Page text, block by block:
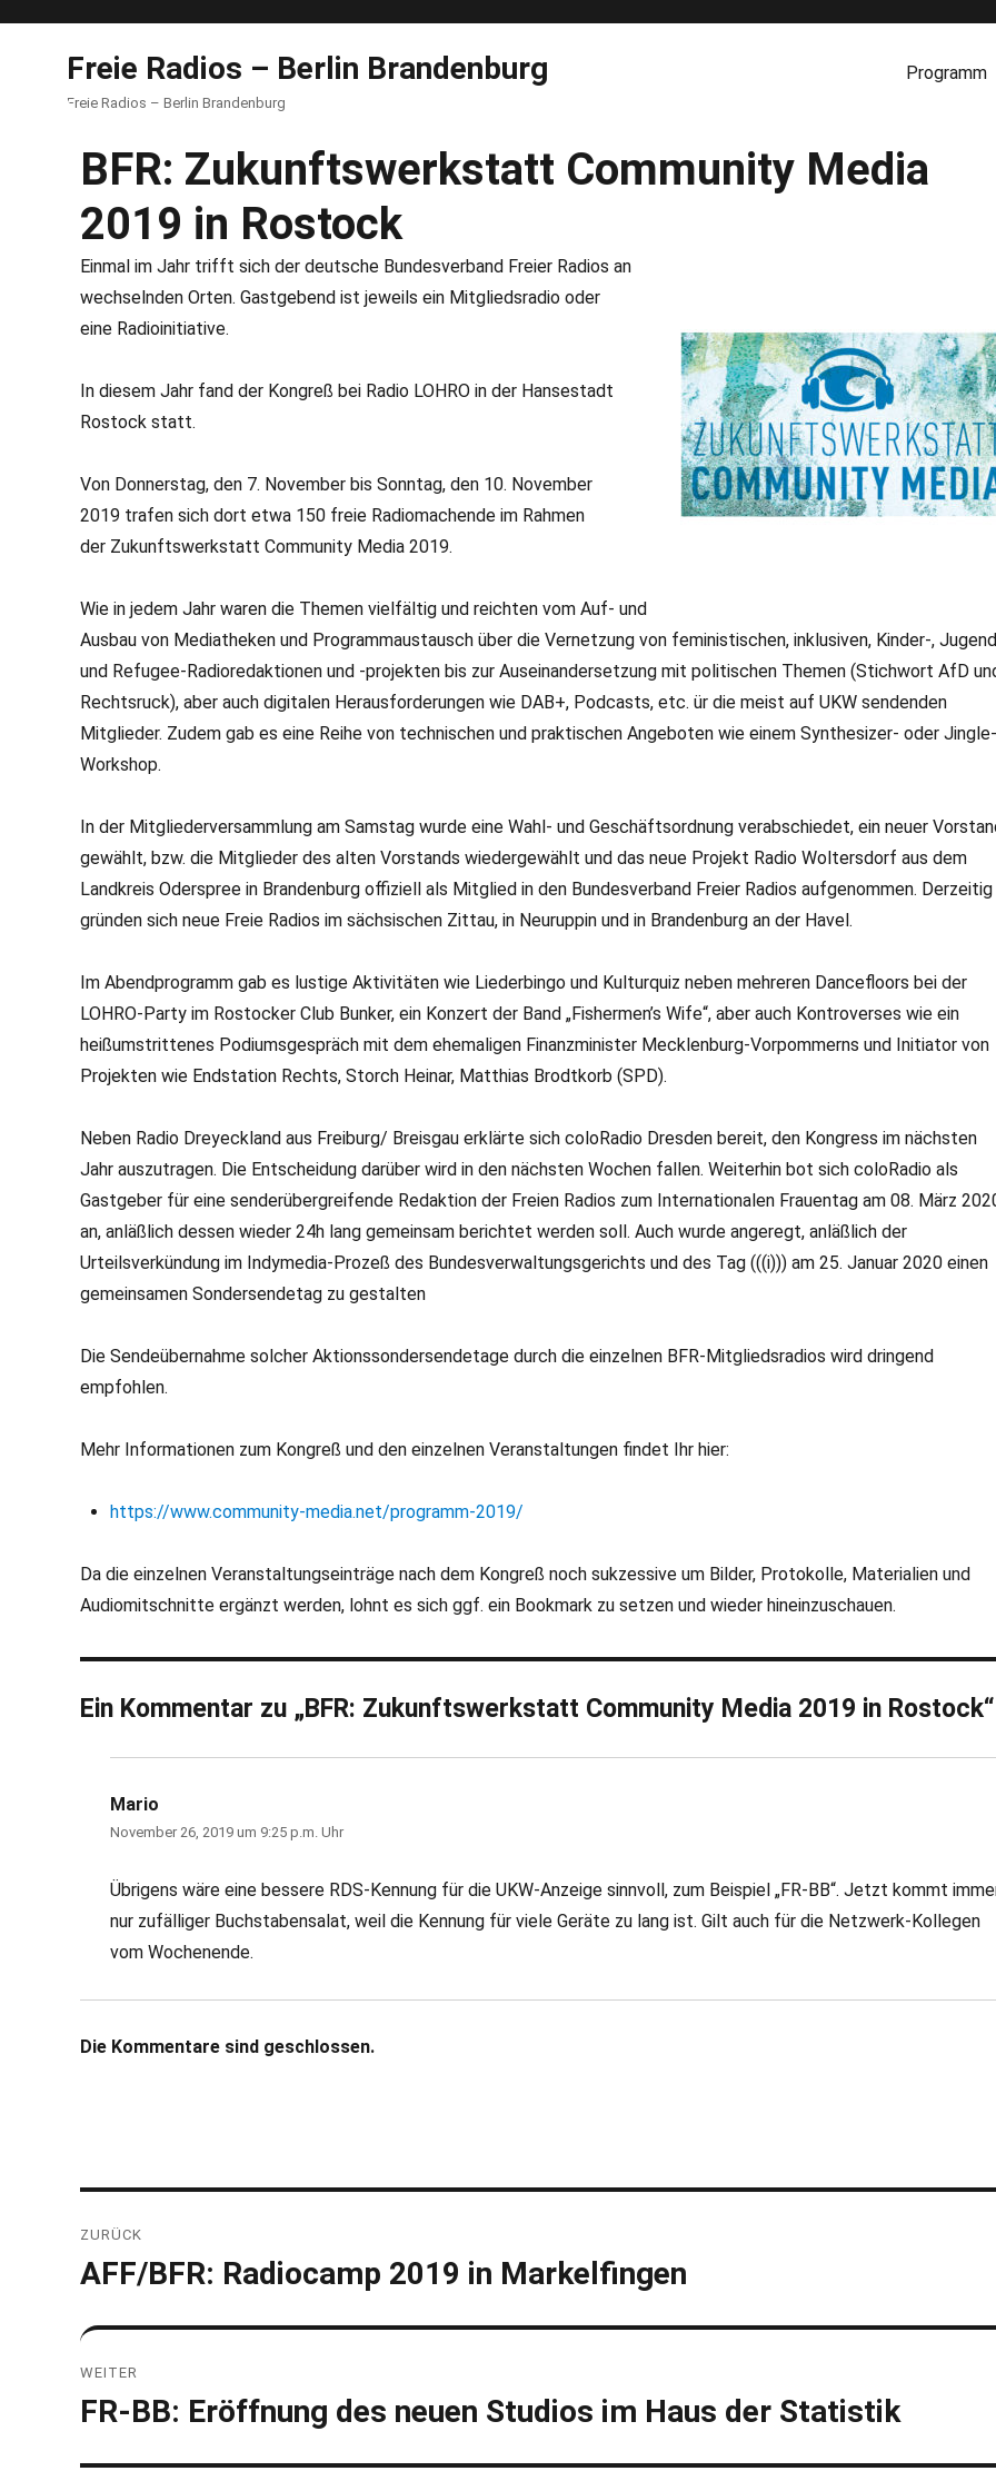
Freie Radios – Berlin Brandenburg
Freie Radios – Berlin Brandenburg
Programm
BFR: Zukunftswerkstatt Community Media
2019 in Rostock
Einmal im Jahr trifft sich der deutsche Bundesverband Freier Radios an
wechselnden Orten. Gastgebend ist jeweils ein Mitgliedsradio oder
eine Radioinitiative.
In diesem Jahr fand der Kongreß bei Radio LOHRO in der Hansestadt
Rostock statt.
Von Donnerstag, den 7. November bis Sonntag, den 10. November
2019 trafen sich dort etwa 150 freie Radiomachende im Rahmen
der Zukunftswerkstatt Community Media 2019.
Wie in jedem Jahr waren die Themen vielfältig und reichten vom Auf- und
Ausbau von Mediatheken und Programmaustausch über die Vernetzung von feministischen, inklusiven, Kinder-,
und Refugee-Radioredaktionen und -projekten bis zur Auseinandersetzung mit politischen Themen (Stichwort AfD
Rechtsruck), aber auch digitalen Herausforderungen wie DAB+, Podcasts, etc. ür die meist auf UKW sendenden
Mitglieder. Zudem gab es eine Reihe von technischen und praktischen Angeboten wie einem Synthesizer- oder Jingle-
Workshop.
In der Mitgliederversammlung am Samstag wurde eine Wahl- und Geschäftsordnung verabschiedet, ein neuer
gewählt, bzw. die Mitglieder des alten Vorstands wiedergewählt und das neue Projekt Radio Woltersdorf aus dem
Landkreis Oderspree in Brandenburg offiziell als Mitglied in den Bundesverband Freier Radios aufgenommen. Derzeitig
gründen sich neue Freie Radios im sächsischen Zittau, in Neuruppin und in Brandenburg an der Havel.
Im Abendprogramm gab es lustige Aktivitäten wie Liederbingo und Kulturquiz neben mehreren Dancefloors bei der
LOHRO-Party im Rostocker Club Bunker, ein Konzert der Band „Fishermen’s Wife“, aber auch Kontroverses wie ein
heißumstrittenes Podiumsgespräch mit dem ehemaligen Finanzminister Mecklenburg-Vorpommerns und Initiator von
Projekten wie Endstation Rechts, Storch Heinar, Matthias Brodtkorb (SPD).
Neben Radio Dreyeckland aus Freiburg/ Breisgau erklärte sich coloRadio Dresden bereit, den Kongress im nächsten
Jahr auszutragen. Die Entscheidung darüber wird in den nächsten Wochen fallen. Weiterhin bot sich coloRadio als
Gastgeber für eine senderübergreifende Redaktion der Freien Radios zum Internationalen Frauentag am 08. März
an, anläßlich dessen wieder 24h lang gemeinsam berichtet werden soll. Auch wurde angeregt, anläßlich der
Urteilsverkündung im Indymedia-Prozeß des Bundesverwaltungsgerichts und des Tag (((i))) am 25. Januar 2020 einen
gemeinsamen Sondersendetag zu gestalten
Die Sendeübernahme solcher Aktionssondersendetage durch die einzelnen BFR-Mitgliedsradios wird dringend
empfohlen.
Mehr Informationen zum Kongreß und den einzelnen Veranstaltungen findet Ihr hier:
https://www.community-media.net/programm-2019/
Da die einzelnen Veranstaltungseinträge nach dem Kongreß noch sukzessive um Bilder, Protokolle, Materialien und
Audiomitschnitte ergänzt werden, lohnt es sich ggf. ein Bookmark zu setzen und wieder hineinzuschauen.
Ein Kommentar zu „BFR: Zukunftswerkstatt Community Media 2019 in Rostock“
Mario
November 26, 2019 um 9:25 p.m. Uhr
Übrigens wäre eine bessere RDS-Kennung für die UKW-Anzeige sinnvoll, zum Beispiel „FR-BB“. Jetzt kommt
nur zufälliger Buchstabensalat, weil die Kennung für viele Geräte zu lang ist. Gilt auch für die Netzwerk-Kollegen
vom Wochenende.
Die Kommentare sind geschlossen.
ZURÜCK
Vorheriger
AFF/BFR: Radiocamp 2019 in Markelfingen
WEITER
Nächster
FR-BB: Eröffnung des neuen Studios im Haus der Statistik